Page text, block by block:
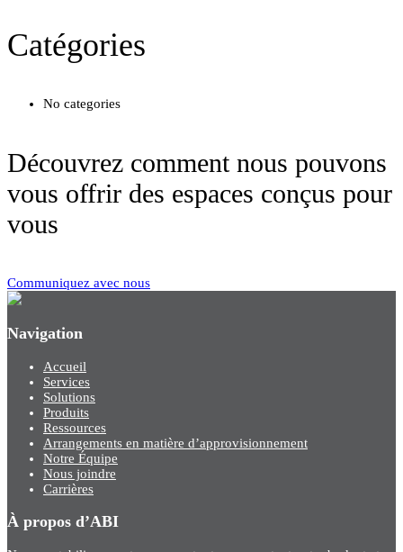
Catégories
No categories
Découvrez comment nous pouvons
vous offrir des espaces conçus pour
vous
Communiquez avec nous
Navigation
Accueil
Services
Solutions
Produits
Ressources
Arrangements en matière d’approvisionnement
Notre Équipe
Nous joindre
Carrières
À propos d’ABI